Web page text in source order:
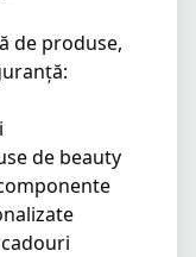
de produse,
de beauty